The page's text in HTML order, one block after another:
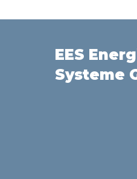
EES
Systeme